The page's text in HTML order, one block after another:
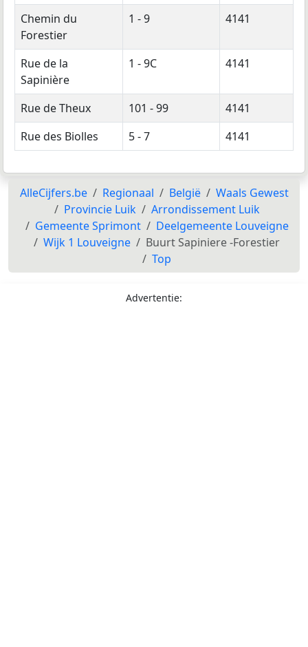
Chemin du
Forestier
1 - 9 4141
Rue de la
Sapinière
1 - 9C 4141
Rue de Theux 101 - 99
4141
Rue des Biolles
5 - 7 4141
AlleCijfers.be Regionaal België
Waals Gewest
Provincie Luik
Arrondissement Luik
Gemeente Sprimont
Deelgemeente Louveigne
Wijk 1 Louveigne
Buurt Sapiniere -Forestier
Top
Advertentie: